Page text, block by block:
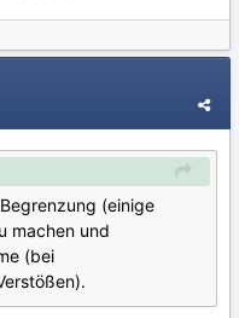
(einige
machen und
(bei